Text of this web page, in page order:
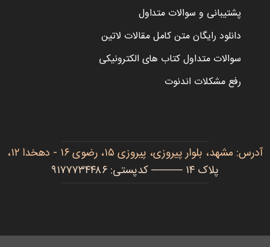
پشتیبانی و سوالات متداول
دانلود رایگان متن کامل مقالات لاتین
سوالات متداول کتاب های الکترونیکی
رفع مشکلات اندنوت
آدرس: مشهد، بلوار پیروزی، پیروزی ۱۵، رضوی ۱۶ - دهخدا ۱۲،
پلاک ۱۴ ──── کدپستی: ۹۱۷۷۷۳۴۴۸۶